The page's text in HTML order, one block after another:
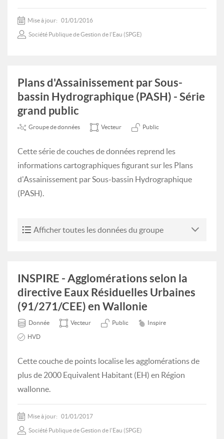
Mise à jour: 01/01/2016
Société Publique de Gestion de l'Eau (SPGE)
Plans d'Assainissement par Sous-
bassin Hydrographique (PASH) - Série
grand public
Groupe de données Vecteur Public
Cette série de couches de données reprend les
informations cartographiques figurant sur les Plans
d'Assainissement par Sous-bassin Hydrographique
(PASH).
Afficher toutes les données du groupe
INSPIRE - Agglomérations selon la
directive Eaux Résiduelles Urbaines
(91/271/CEE) en Wallonie
Donnée Vecteur Public Inspire
HVD
Cette couche de points localise les agglomérations de
plus de 2000 Equivalent Habitant (EH) en Région
wallonne.
Mise à jour: 01/01/2017
Société Publique de Gestion de l'Eau (SPGE)